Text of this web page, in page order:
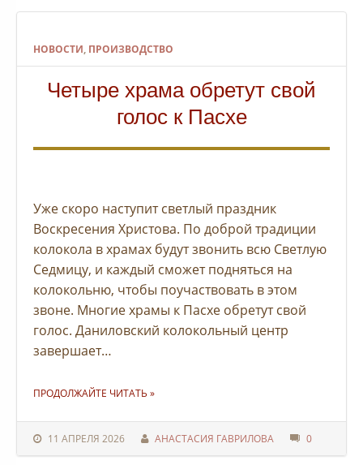
НОВОСТИ, ПРОИЗВОДСТВО
Четыре храма обретут свой
голос к Пасхе
11 АПРЕЛЯ 2026 АНАСТАСИЯ ГАВРИЛОВА 0
Уже скоро наступит светлый праздник
Воскресения Христова. По доброй традиции
колокола в храмах будут звонить всю Светлую
Седмицу, и каждый сможет подняться на
колокольню, чтобы поучаствовать в этом
звоне. Многие храмы к Пасхе обретут свой
голос. Даниловский колокольный центр
завершает…
ПРОДОЛЖАЙТЕ ЧИТАТЬ »